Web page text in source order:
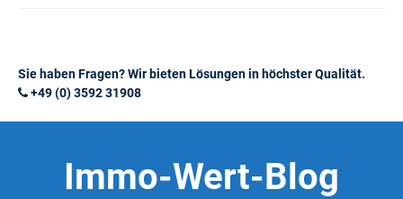
Sie haben Fragen? Wir bieten Lösungen in höchster Qualität.
+49 (0) 3592 31908
Immo-Wert-Blog